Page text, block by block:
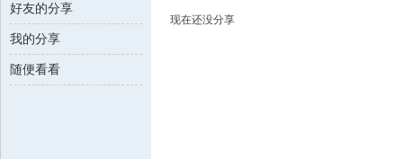
球
追
好友的分享
我的分享
随便看看
现在还没分享